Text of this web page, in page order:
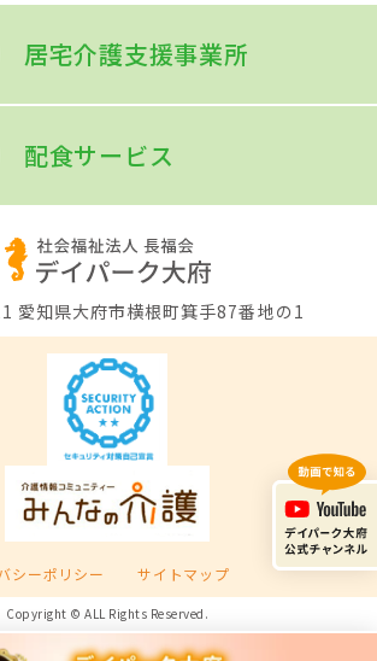
居宅介護支援事業所
配食サービス
愛知県大府市横根町箕手87番地の1
シーポリシー サイトマップ
Copyright © ALL Rights Reserved.